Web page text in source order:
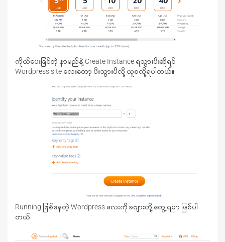
ကိုယ်ပေးခြင်တဲ့ နာမည်နဲ့ Create Instance ရသွားပီးဆိုရင်
Wordpress site လေးတော့ ပီးသွားပီလို့ ယူစလို့ရပါတယ်။
Running ဖြစ်နေတဲ့ Wordpress လေးကို ခဗျားတို့ တွေ့ရမှာ ဖြစ်ပါ
တယ်